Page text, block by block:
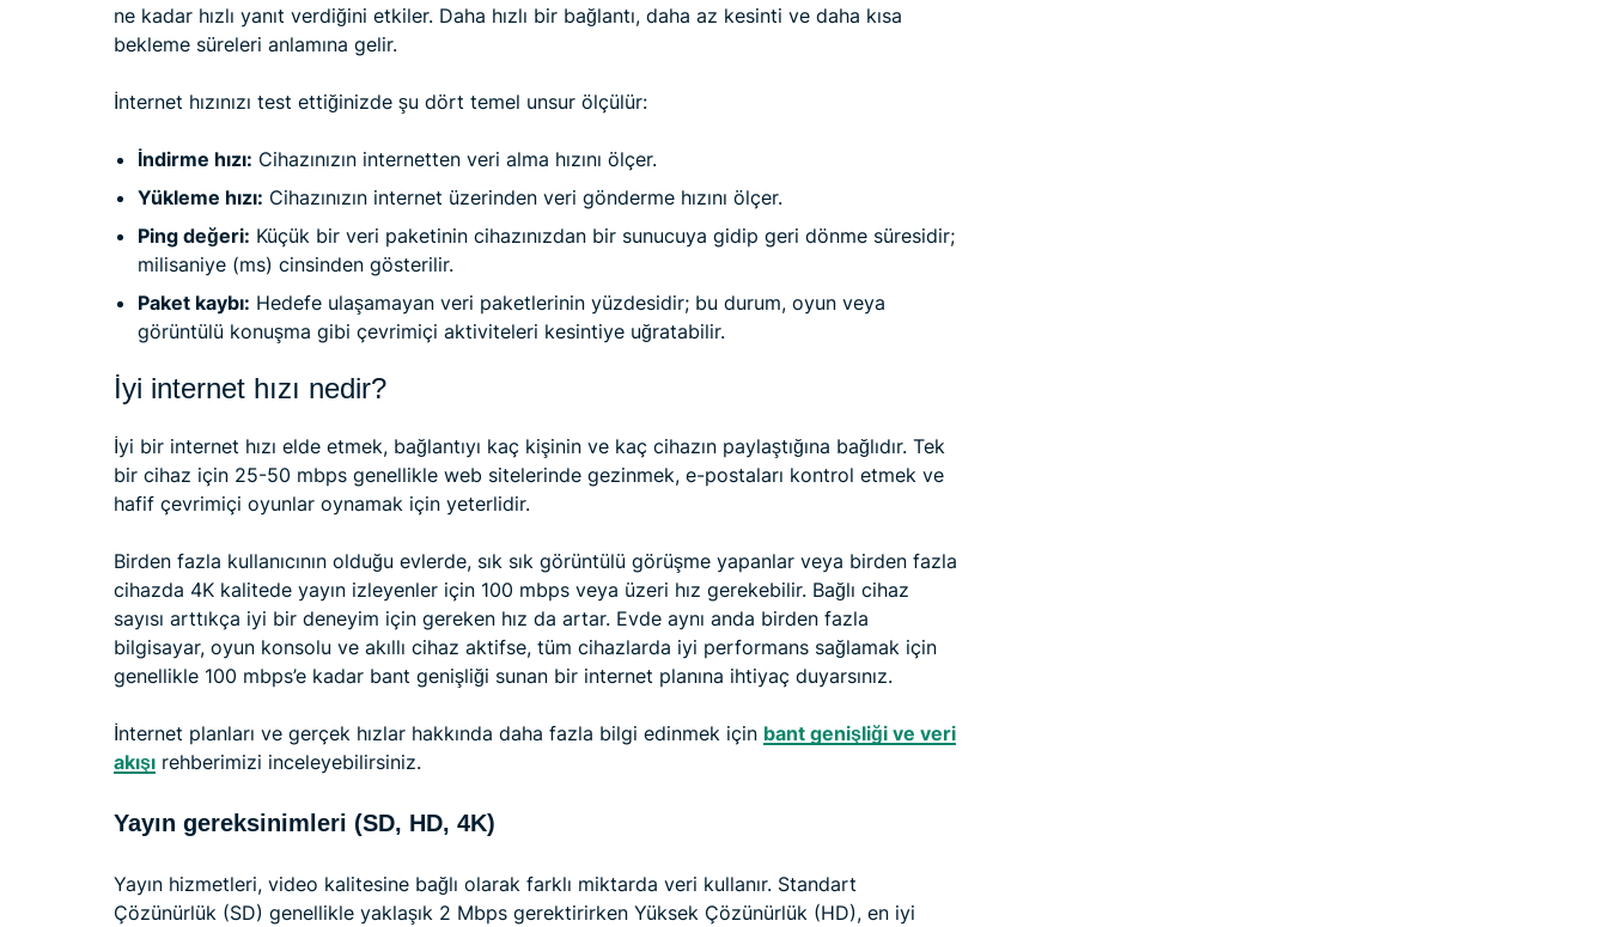
ne kadar hızlı yanıt verdiğini etkiler. Daha hızlı bir bağlantı, daha az kesinti ve daha kısa
bekleme süreleri anlamına gelir.
İnternet hızınızı test ettiğinizde şu dört temel unsur ölçülür:
İndirme hızı: Cihazınızın internetten veri alma hızını ölçer.
Yükleme hızı: Cihazınızın internet üzerinden veri gönderme hızını ölçer.
Ping değeri: Küçük bir veri paketinin cihazınızdan bir sunucuya gidip geri dönme süresidir;
milisaniye (ms) cinsinden gösterilir.
Paket kaybı: Hedefe ulaşamayan veri paketlerinin yüzdesidir; bu durum, oyun veya
görüntülü konuşma gibi çevrimiçi aktiviteleri kesintiye uğratabilir.
İyi internet hızı nedir?
İyi bir internet hızı elde etmek, bağlantıyı kaç kişinin ve kaç cihazın paylaştığına bağlıdır. Tek
bir cihaz için 25-50 mbps genellikle web sitelerinde gezinmek, e-postaları kontrol etmek ve
hafif çevrimiçi oyunlar oynamak için yeterlidir.
Birden fazla kullanıcının olduğu evlerde, sık sık görüntülü görüşme yapanlar veya birden fazla
cihazda 4K kalitede yayın izleyenler için 100 mbps veya üzeri hız gerekebilir. Bağlı cihaz
sayısı arttıkça iyi bir deneyim için gereken hız da artar. Evde aynı anda birden fazla
bilgisayar, oyun konsolu ve akıllı cihaz aktifse, tüm cihazlarda iyi performans sağlamak için
genellikle 100 mbps’e kadar bant genişliği sunan bir internet planına ihtiyaç duyarsınız.
İnternet planları ve gerçek hızlar hakkında daha fazla bilgi edinmek için bant genişliği ve veri
akışı rehberimizi inceleyebilirsiniz.
Yayın gereksinimleri (SD, HD, 4K)
Yayın hizmetleri, video kalitesine bağlı olarak farklı miktarda veri kullanır. Standart
Çözünürlük (SD) genellikle yaklaşık 2 Mbps gerektirirken Yüksek Çözünürlük (HD), en iyi